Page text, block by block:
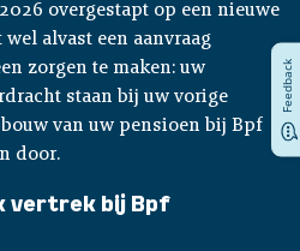
overgestapt op een nieuwe
alvast een aanvraag
zorgen te maken: uw
staan bij uw vorige
van uw pensioen bij Bpf
door.
vertrek bij Bpf
Feedback